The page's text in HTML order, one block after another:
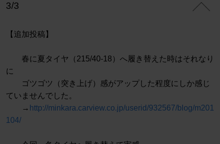
3/3
【追加投稿】
春に夏タイヤ（215/40-18）へ履き替えた時はそれなり
に
ゴツゴツ（突き上げ）感がアップした程度にしか感じ
ていませんでした。
→ http://minkara.carview.co.jp/userid/932567/blog/m201
104/